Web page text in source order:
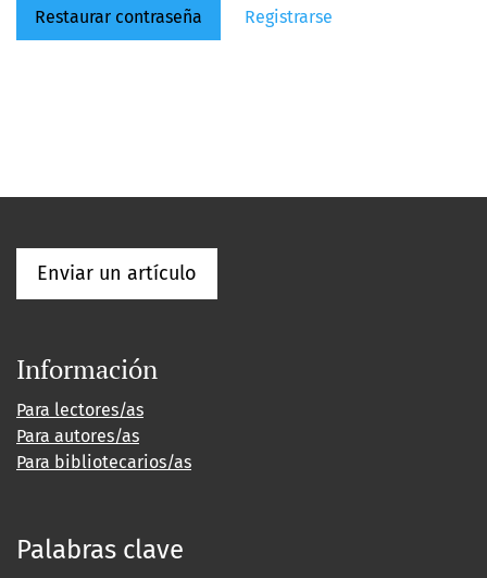
Restaurar contraseña Registrarse
Enviar un artículo
Información
Para lectores/as
Para autores/as
Para bibliotecarios/as
Palabras clave